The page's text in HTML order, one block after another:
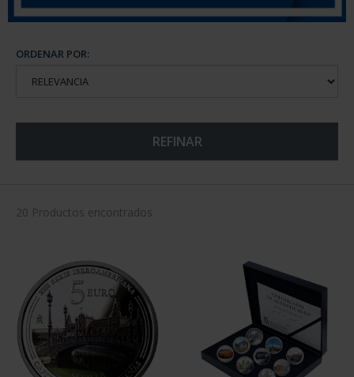
ORDENAR POR:
REFINAR
20 Productos encontrados